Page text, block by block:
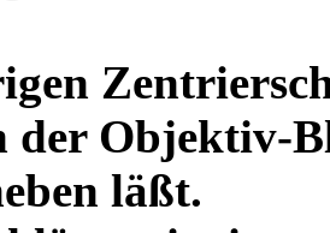
der Objektiv-
läßt.